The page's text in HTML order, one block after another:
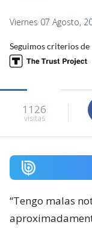
Viernes 07 Agosto,
Seguimos criterios de
1126
visitas
“Tengo malas